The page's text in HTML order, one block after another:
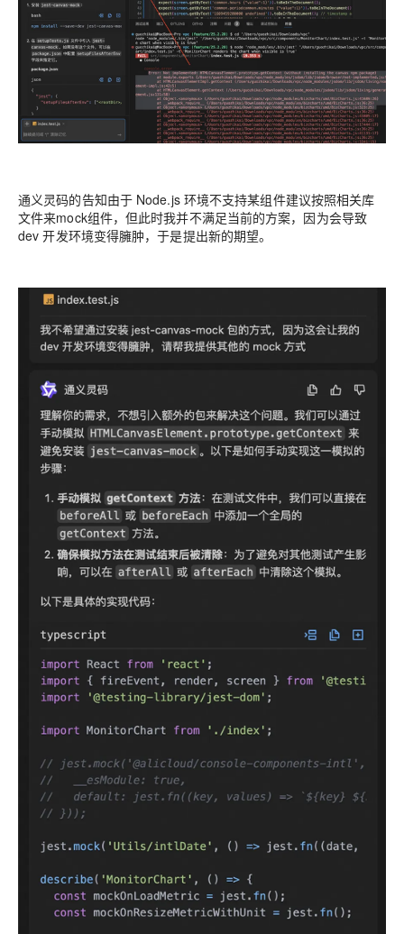
通义灵码的告知由于 Node.js 环境不支持某组件建议按照相关库
文件来mock组件，但此时我并不满足当前的方案，因为会导致
dev 开发环境变得臃肿，于是提出新的期望。